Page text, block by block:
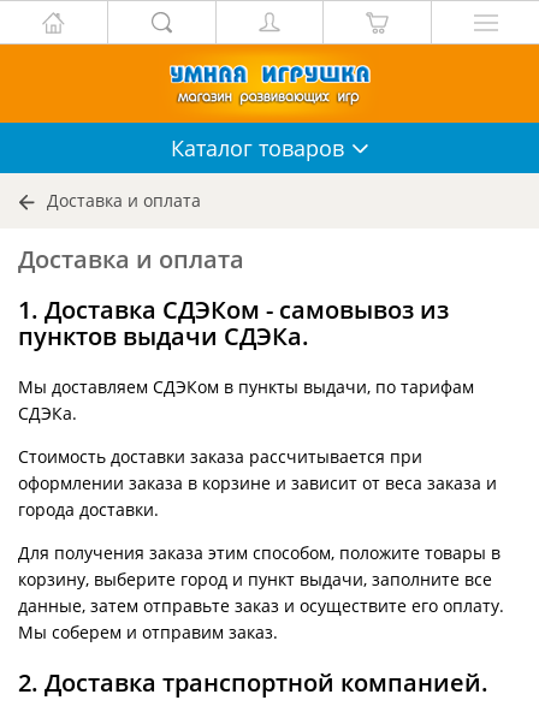
Каталог товаров
Доставка и оплата
Доставка и оплата
1. Доставка СДЭКом - самовывоз из
пунктов выдачи СДЭКа.
Мы доставляем СДЭКом в пункты выдачи, по тарифам
СДЭКа.
Стоимость доставки заказа рассчитывается при
оформлении заказа в корзине и зависит от веса заказа и
города доставки.
Для получения заказа этим способом, положите товары в
корзину, выберите город и пункт выдачи, заполните все
данные, затем отправьте заказ и осуществите его оплату.
Мы соберем и отправим заказ.
2. Доставка транспортной компанией.